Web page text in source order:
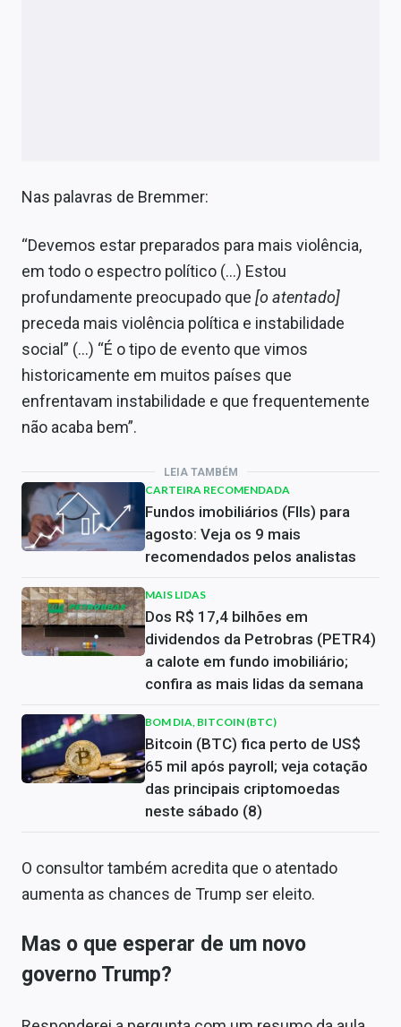
Nas palavras de Bremmer:
“Devemos estar preparados para mais violência,
em todo o espectro político (…) Estou
profundamente preocupado que [o atentado]
preceda mais violência política e instabilidade
social” (…) “É o tipo de evento que vimos
historicamente em muitos países que
enfrentavam instabilidade e que frequentemente
não acaba bem”.
LEIA TAMBÉM
CARTEIRA RECOMENDADA
Fundos imobiliários (FIIs) para
agosto: Veja os 9 mais
recomendados pelos analistas
MAIS LIDAS
Dos R$ 17,4 bilhões em
dividendos da Petrobras (PETR4)
a calote em fundo imobiliário;
confira as mais lidas da semana
BOM DIA, BITCOIN (BTC)
Bitcoin (BTC) fica perto de US$
65 mil após payroll; veja cotação
das principais criptomoedas
neste sábado (8)
O consultor também acredita que o atentado
aumenta as chances de Trump ser eleito.
Mas o que esperar de um novo
governo Trump?